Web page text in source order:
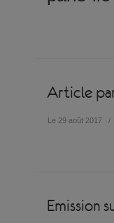
Article
Le 29 août 2017 /
Emission